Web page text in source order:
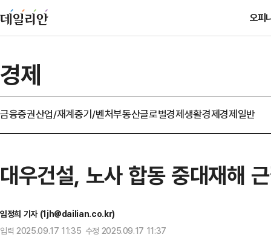
오피
경제
금융증권산업/재계중기/벤처부동산글로벌경제생활경제경제일반
대우건설, 노사 합동 중대재해
임정희 기자 (1jh@dailian.co.kr)
입력 2025.09.17 11:35 수정 2025.09.17 11:37